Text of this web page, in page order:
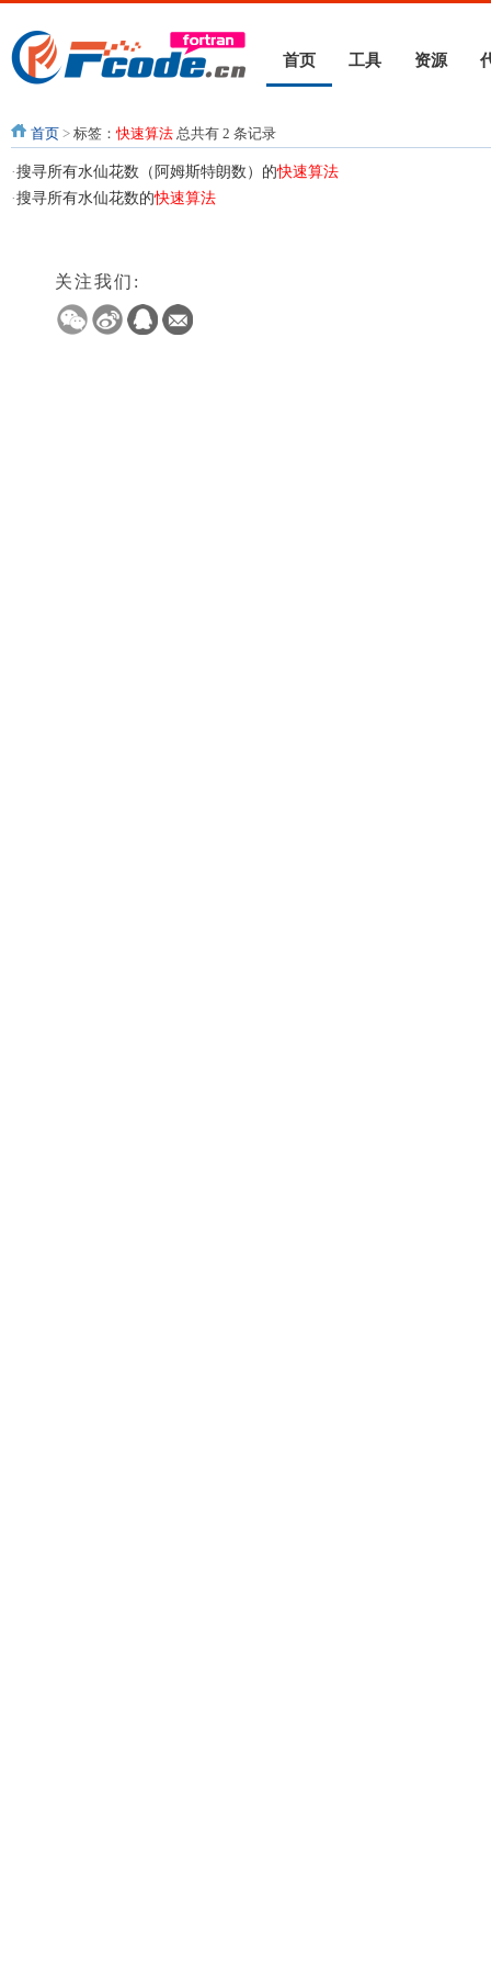
首页 工具 资源
首页 > 标签：快速算法 总共有 2 条记录
·搜寻所有水仙花数（阿姆斯特朗数）的快速算法
·搜寻所有水仙花数的快速算法
关注我们: